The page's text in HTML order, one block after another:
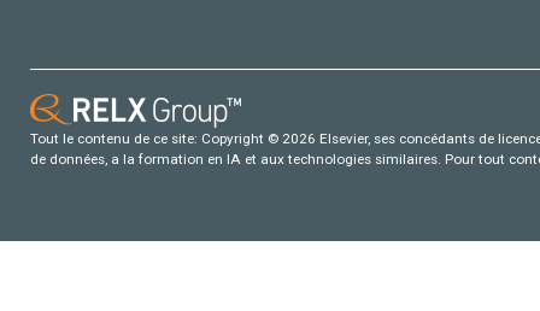
Tout le contenu de ce site: Copyright © 2026 Elsevier, ses concédants de
de données, a la formation en IA et aux technologies similaires. Pour tout